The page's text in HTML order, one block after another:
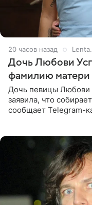
20 часов назад
Дочь Любови
фамилию матери
Дочь певицы Любови
заявила, что
сообщает Telegram-